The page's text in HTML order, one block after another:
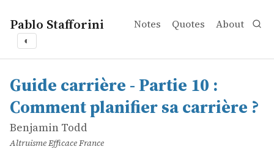
Pablo Stafforini Notes Quotes About
◐
works
Benjamin Todd
Guide carrière - Partie 10 : Comment planifier sa
online
Vous avez besoin d&rsquo;un plan, mais celui-ci va
Guide carrière - Partie 10 :
Comment planifier sa carrière ?
Benjamin Todd
Altruisme Efficace France